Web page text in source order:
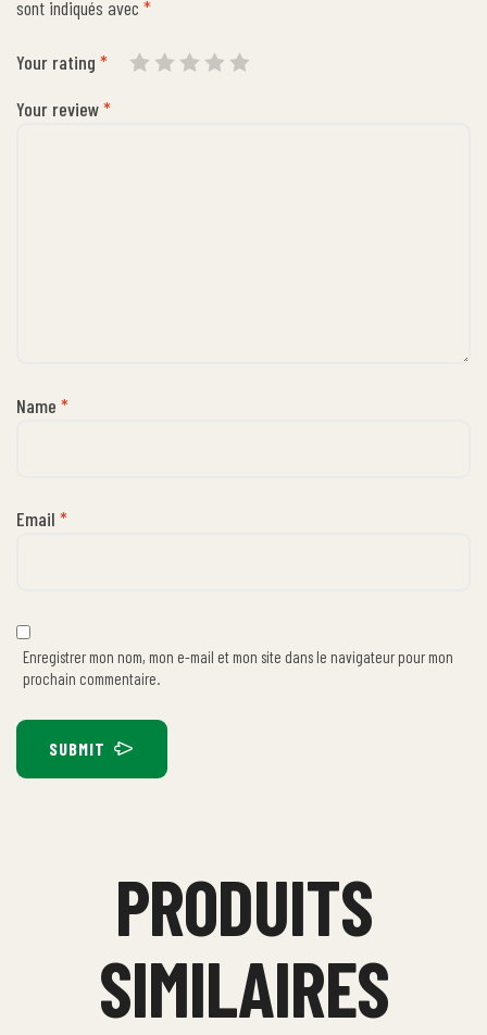
sont indiqués avec *
Your rating *
Your review*
Name *
Email *
Enregistrer mon nom, mon e-mail et mon site dans le navigateur pour mon
prochain commentaire.
SUBMIT
PRODUITS
SIMILAIRES